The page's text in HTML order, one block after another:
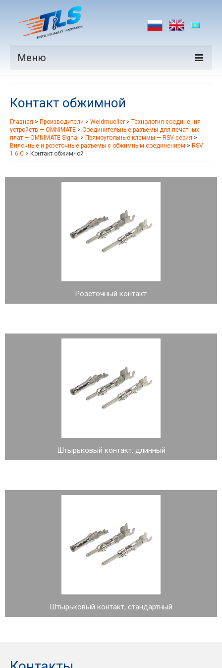
Меню
Производители
Рынки
Новости
Контакт обжимной
Главная > Производители > Weidmueller > Технология соединения
устройств — OMNIMATE > Соединительные разъемы для печатных
плат — OMNIMATE Signal > Прямоугольные клеммы — RSV-серия >
Вилочные и розеточные разъемы с обжимным соединением > RSV
1.6 C > Контакт обжимной
Розеточный контакт
Штырьковый контакт, длинный
Штырьковый контакт, стандартный